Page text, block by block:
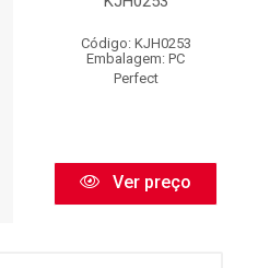
Código: KJH0253
Embalagem: PC
Perfect
Ver preço